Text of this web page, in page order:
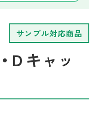
・Ｄキャッ
サンプル対応商品